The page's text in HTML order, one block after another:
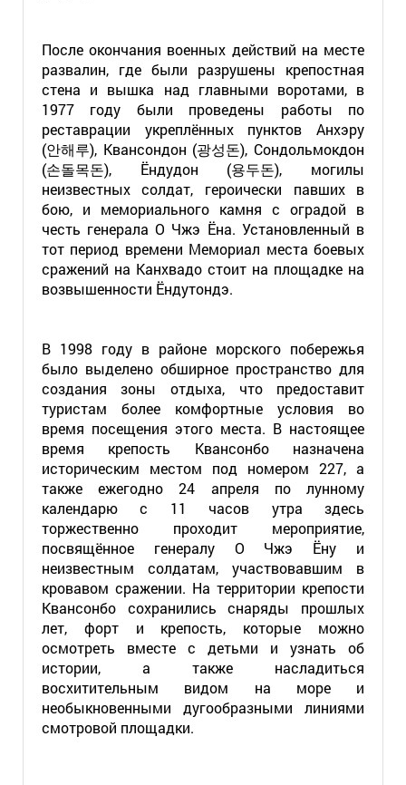
После окончания военных действий на месте
развалин, где были разрушены крепостная
стена и вышка над главными воротами, в
1977 году были проведены работы по
реставрации укреплённых пунктов Анхэру
(안해루), Квансондон (광성돈), Сондольмокдон
(손돌목돈), Ёндудон (용두돈), могилы
неизвестных солдат, героически павших в
бою, и мемориального камня с оградой в
честь генерала О Чжэ Ёна. Установленный в
тот период времени Мемориал места боевых
сражений на Канхвадо стоит на площадке на
возвышенности Ёндутондэ.
В 1998 году в районе морского побережья
было выделено обширное пространство для
создания зоны отдыха, что предоставит
туристам более комфортные условия во
время посещения этого места. В настоящее
время крепость Квансонбо назначена
историческим местом под номером 227, а
также ежегодно 24 апреля по лунному
календарю с 11 часов утра здесь
торжественно проходит мероприятие,
посвящённое генералу О Чжэ Ёну и
неизвестным солдатам, участвовавшим в
кровавом сражении. На территории крепости
Квансонбо сохранились снаряды прошлых
лет, форт и крепость, которые можно
осмотреть вместе с детьми и узнать об
истории, а также насладиться
восхитительным видом на море и
необыкновенными дугообразными линиями
смотровой площадки.